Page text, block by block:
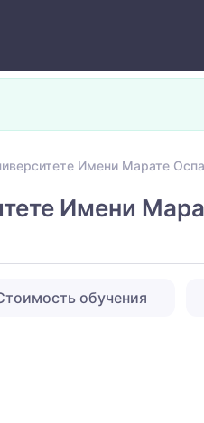
Имени Марате
Имени
обучения